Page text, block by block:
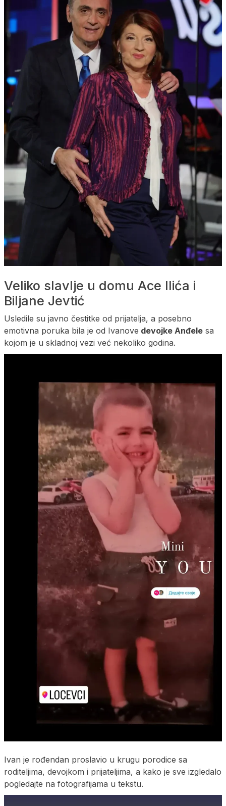
Veliko slavlje u domu Ace Ilića i
Biljane Jevtić
Usledile su javno čestitke od prijatelja, a posebno
emotivna poruka bila je od Ivanove devojke Anđele sa
kojom je u skladnoj vezi već nekoliko godina.
Ivan je rođendan proslavio u krugu porodice sa
roditeljima, devojkom i prijateljima, a kako je sve izgledalo
pogledajte na fotografijama u tekstu.